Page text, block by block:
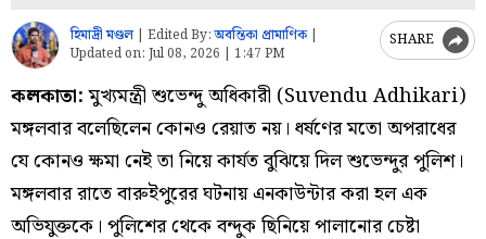
হিমাদ্রী মণ্ডল Edited By:অবন্তিকা প্রামাণিক|
Updated on: Jul 08, 2026 | 1:47 PM
SHARE
কলকাতা:মুখ্যমন্ত্রী শুভেন্দু অধিকারী (Suvendu Adhikari)
মঙ্গলবার বলেছিলেন কোনও রেয়াত নয়। ধর্ষণের মতো অপরাধের
যে কোনও ক্ষমা নেই তা নিয়ে কার্যত বুঝিয়ে দিল শুভেন্দুর পুলিশ।
মঙ্গলবার রাতে বারুইপুরের ঘটনায় এনকাউন্টার করা হল এক
অভিযুক্তকে। পুলিশের থেকে বন্দুক ছিনিয়ে পালানোর চেষ্টা